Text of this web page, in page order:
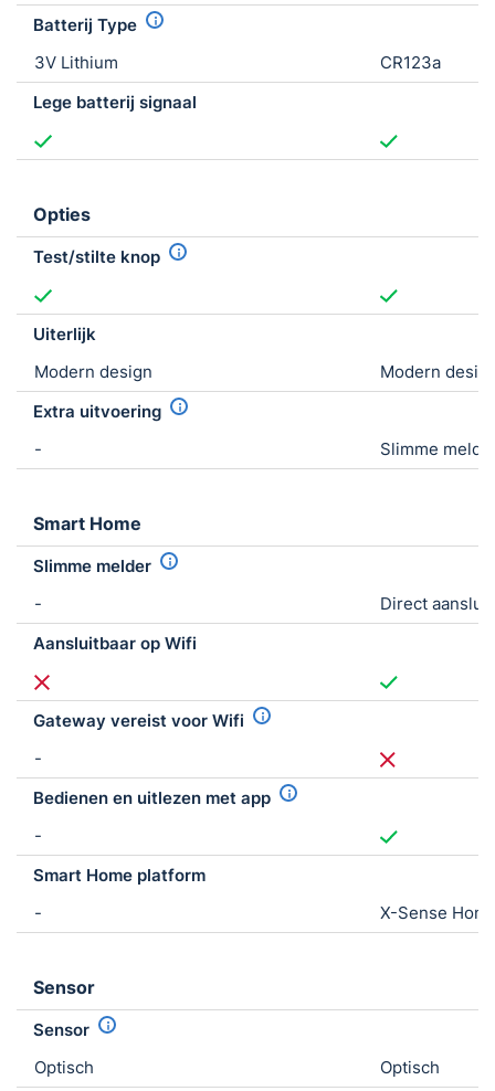
Batterij Type
Lege batterij signaal
Opties
Test/stilte knop
Uiterlijk
Extra uitvoering
Smart Home
Slimme melder
Aansluitbaar op Wifi
Gateway vereist voor Wifi
Bedienen en uitlezen met app
Smart Home platform
Sensor
Sensor
3V Lithium
Modern design
-
-
-
-
-
Optisch
CR123a
Modern
Slimme
Direct
X-Sense
Optisch